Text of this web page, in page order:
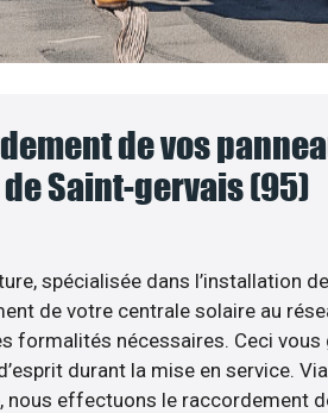
de vos
Saint-gervais (95)
spécialisée dans l’installation
de votre centrale solaire au
formalités nécessaires. Ceci vous
durant la mise en service.
nous effectuons le raccordement